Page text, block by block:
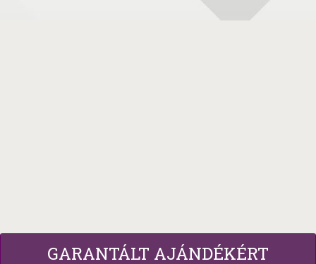
GARANTÁLT AJÁNDÉKÉRT